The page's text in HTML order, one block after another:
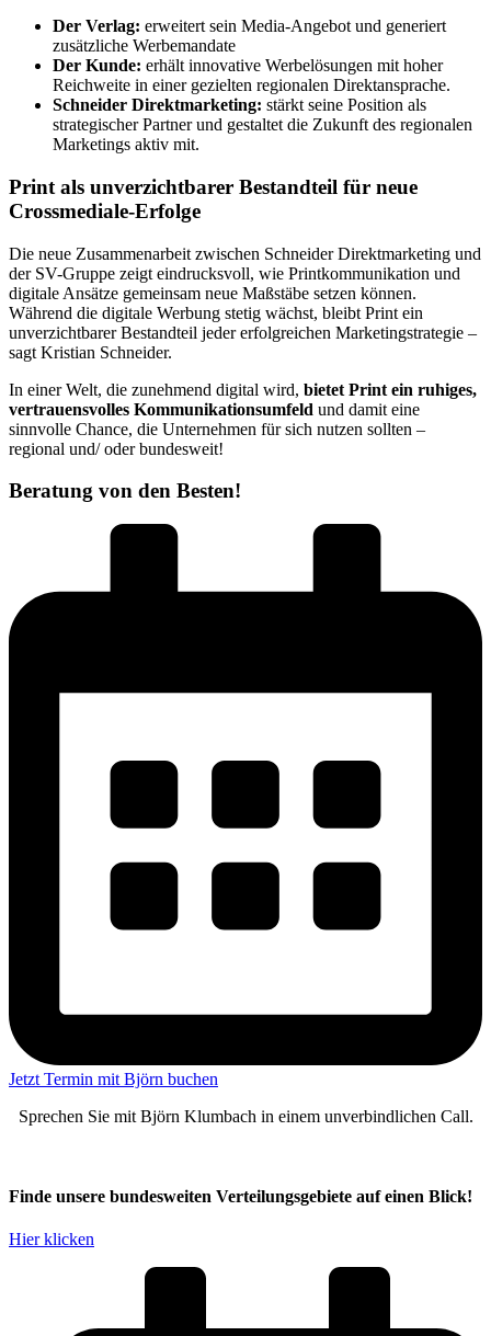
Der Verlag: erweitert sein Media-Angebot und generiert
zusätzliche Werbemandate
Der Kunde: erhält innovative Werbelösungen mit hoher
Reichweite in einer gezielten regionalen Direktansprache.
Schneider Direktmarketing: stärkt seine Position als
strategischer Partner und gestaltet die Zukunft des regionalen
Marketings aktiv mit.
Print als unverzichtbarer Bestandteil für neue
Crossmediale-Erfolge
Die neue Zusammenarbeit zwischen Schneider Direktmarketing und
der SV-Gruppe zeigt eindrucksvoll, wie Printkommunikation und
digitale Ansätze gemeinsam neue Maßstäbe setzen können.
Während die digitale Werbung stetig wächst, bleibt Print ein
unverzichtbarer Bestandteil jeder erfolgreichen Marketingstrategie –
sagt Kristian Schneider.
In einer Welt, die zunehmend digital wird, bietet Print ein ruhiges,
vertrauensvolles Kommunikationsumfeld und damit eine
sinnvolle Chance, die Unternehmen für sich nutzen sollten –
regional und/ oder bundesweit!
Beratung von den Besten!
Jetzt Termin mit Björn buchen
Sprechen Sie mit Björn Klumbach in einem unverbindlichen Call.
Finde unsere bundesweiten Verteilungsgebiete auf einen Blick!
Hier klicken